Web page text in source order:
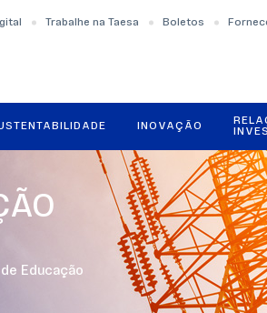
Trabalhe na Taesa Boletos
INOVAÇÃO
Educação